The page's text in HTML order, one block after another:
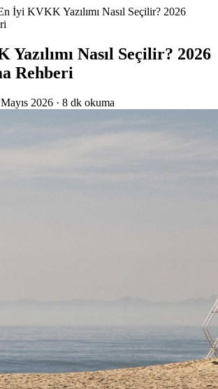
İyi KVKK Yazılımı Nasıl Seçilir? 2026
Nasıl Seçilir? 2026
Rehberi
2026 · 8 dk okuma